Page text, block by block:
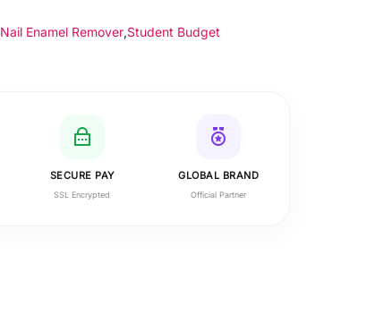
Nail Enamel Remover,Student Budget
SECURE PAY
SSL Encrypted
GLOBAL BRAND
Official Partner